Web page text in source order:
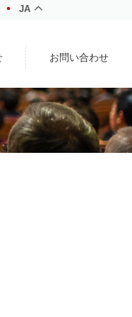
JA
お問い合わせ